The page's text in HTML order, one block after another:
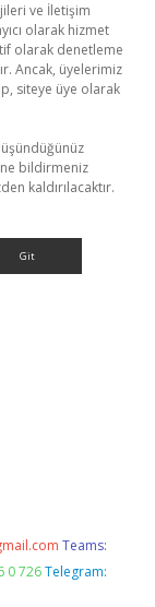
ve İletişim
olarak hizmet
olarak denetleme
Ancak, üyelerimiz
siteye üye olarak
bildirmeniz
kaldırılacaktır.
Teams:
0 726 Telegram: